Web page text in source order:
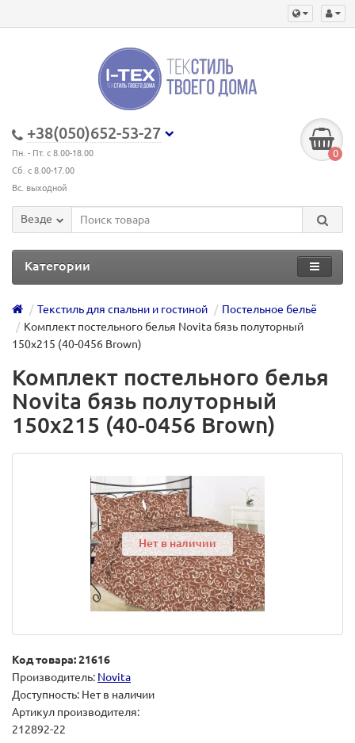
+38(050)652-53-27
Пн. - Пт. с 8.00-18.00
Сб. с 8.00-17.00
Вс. выходной
0
Везде
Категории
Текстиль для спальни и гостиной
Постельное бельё
Комплект постельного белья Novita бязь полуторный
150х215 (40-0456 Brown)
Комплект постельного белья
Novita бязь полуторный
150х215 (40-0456 Brown)
Нет в наличии
Код товара: 21616
Производитель: Novita
Доступность: Нет в наличии
Артикул производителя:
212892-22